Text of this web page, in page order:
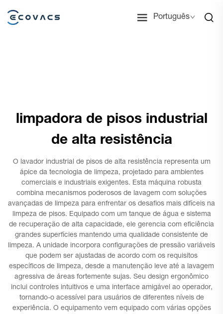
Português
limpadora de pisos industrial
de alta resistência
O lavador industrial de pisos de alta resistência representa um
ápice da tecnologia de limpeza, projetado para ambientes
comerciais e industriais exigentes. Esta máquina robusta
combina mecanismos poderosos de lavagem com soluções
avançadas de limpeza para enfrentar os desafios mais difíceis na
limpeza de pisos. Equipado com um tanque de água e sistema
de recuperação de alta capacidade, ele gerencia com eficiência
grandes superfícies mantendo uma qualidade consistente de
limpeza. A unidade incorpora configurações de pressão variáveis
que podem ser ajustadas de acordo com os requisitos
específicos de limpeza, desde a manutenção leve até a lavagem
agressiva de áreas fortemente sujas. Seu design ergonômico
inclui controles intuitivos e uma interface amigável ao operador,
tornando-o acessível para usuários de diferentes níveis de
experiência. O equipamento vem equipado com várias opções